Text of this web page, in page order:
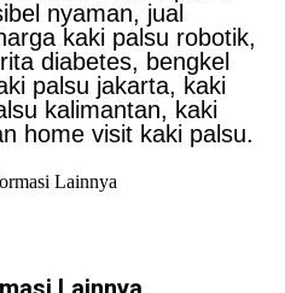
nyaman, jual
kaki palsu robotik,
diabetes, bengkel
palsu jakarta, kaki
kalimantan, kaki
home visit kaki palsu.